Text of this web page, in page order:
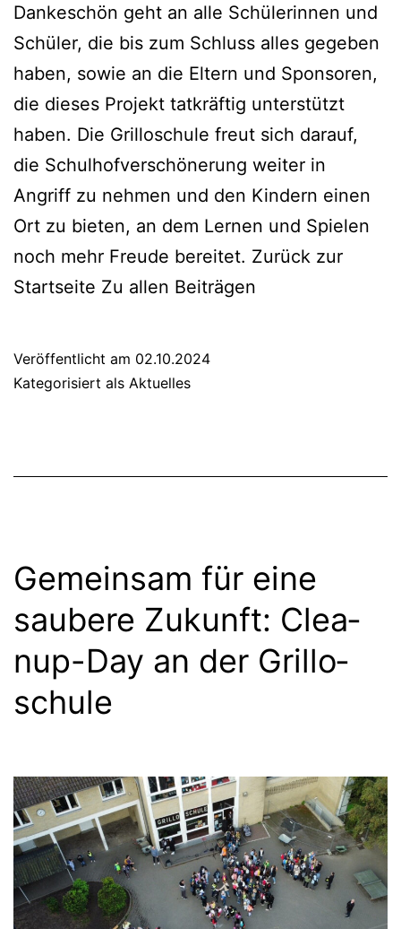
Dan­ke­schön geht an alle Schü­le­rin­nen und
Schü­ler, die bis zum Schluss alles gege­ben
haben, sowie an die Eltern und Spon­so­ren,
die die­ses Pro­jekt tat­kräf­tig unter­stützt
haben. Die Gril­lo­schu­le freut sich dar­auf,
die Schul­hof­ver­schö­ne­rung wei­ter in
Angriff zu neh­men und den Kin­dern einen
Ort zu bie­ten, an dem Ler­nen und Spie­len
noch mehr Freu­de berei­tet. Zurück zur
Start­sei­te Zu allen Bei­trä­gen
Veröffentlicht am 02.10.2024
Kategorisiert als Aktuelles
Gemein­sam für eine
sau­be­re Zukunft: Cle­a­
nup-Day an der Gril­lo­
schu­le